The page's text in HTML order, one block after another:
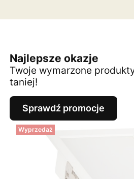
Najlepsze okazje
Twoje wymarzone
taniej!
Sprawdź promocje
Wyprzedaż